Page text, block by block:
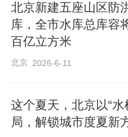
北京新建五座山区防
库，全市水库总库容
百亿立方米
北京 2026-6-11
这个夏天，北京以“水
局，解锁城市度夏新